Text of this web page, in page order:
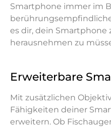
Smartphone immer im
es dir, dein Smartphone
herausnehmen zu
Erweiterbare
Mit zusätzlichen
Fähigkeiten deiner
erweitern. Ob